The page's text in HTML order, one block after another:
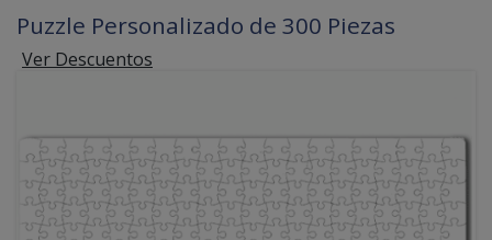
Puzzle Personalizado de 300 Piezas
Ver Descuentos